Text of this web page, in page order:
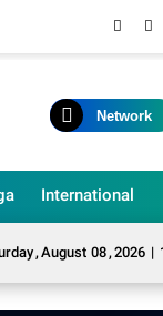
Network
International
,August 08,2026 |
Organik